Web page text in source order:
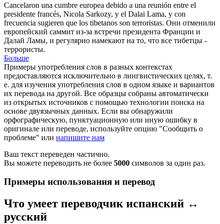
Cancelaron una cumbre europea debido a una reunión entre el
presidente francés, Nicola Sarkozy, y el Dalai Lama, y con
frecuencia sugieren que los tibetanos son terroristas. Они отменили
европейский саммит из-за встречи президента Франции и
Далай Ламы, и регулярно намекают на то, что все тибетцы -
террористы.
Больше
Примеры употребления слов в разных контекстах
предоставляются исключительно в лингвистических целях, т.
е. для изучения употребления слов в одном языке и вариантов
их перевода на другой. Все образцы собраны автоматически
из открытых источников с помощью технологии поиска на
основе двуязычных данных. Если вы обнаружили
орфографическую, пунктуационную или иную ошибку в
оригинале или переводе, используйте опцию "Сообщить о
проблеме" или напишите нам
Ваш текст переведен частично.
Вы можете переводить не более 5000 символов за один раз.
Примеры использования и перевод
Что умеет переводчик испанский ↔
русский